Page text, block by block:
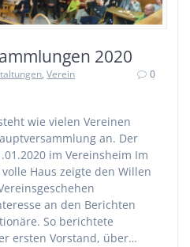
2020
,Verein
0
wie vielen Vereinen
an. Der
im Vereinsheim Im
Haus zeigte den Willen
an den Berichten
So berichtete
ersten Vorstand, über…